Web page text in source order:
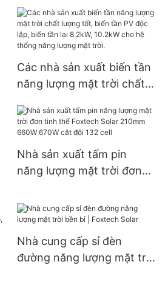
System Micro Inverter từ
Trung Quốc
Các nhà sản xuất biến tần
năng lượng mặt trời chất
lập, biến tần lai 8.2kW,
10.2kW cho hệ thống
năng lượng mặt trời.
Nhà sản xuất tấm pin
năng lượng mặt trời đơn
210mm 660W 670W cắt
đôi 132 cell
Nhà cung cấp sỉ đèn
đường năng lượng mặt trời